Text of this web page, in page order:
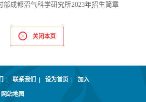
部成都沼气科学研究所2023年招生简章
关闭本页
| 联系我们 | 设为首页 | 加入
网站地图